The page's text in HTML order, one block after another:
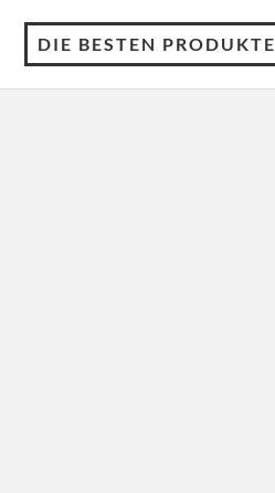
DIE BESTEN PRODUKTE